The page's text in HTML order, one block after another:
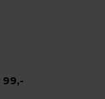
99,-